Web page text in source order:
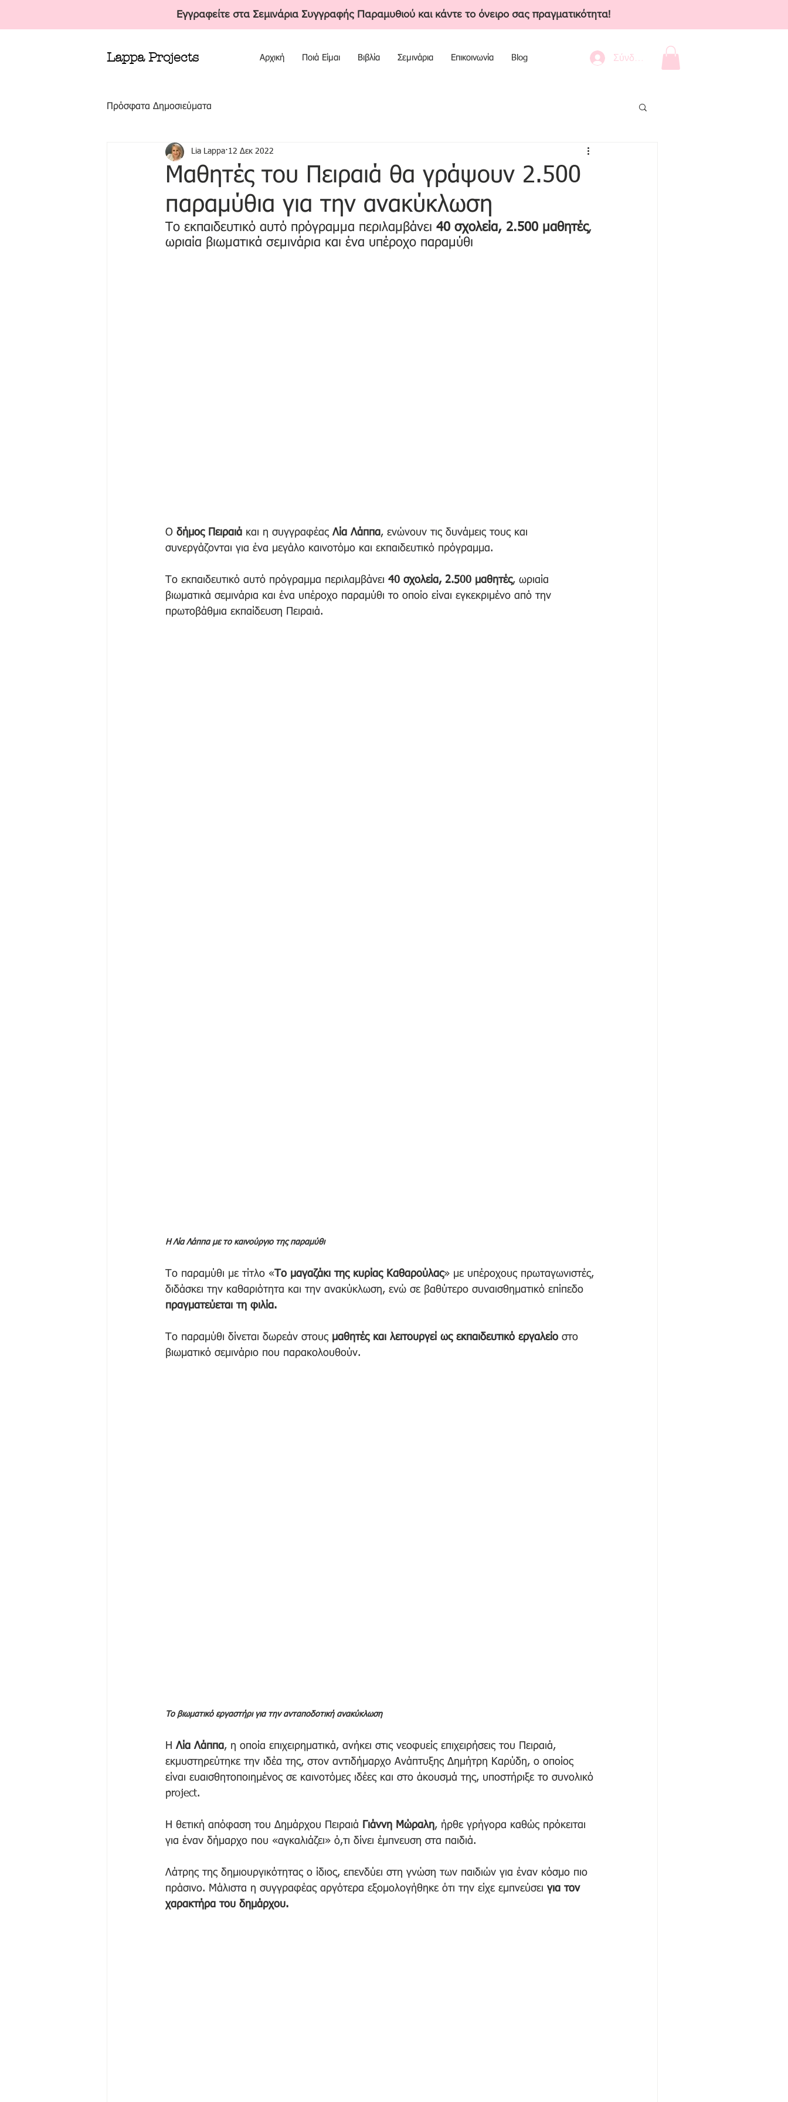
Εγγραφείτε στα Σεμινάρια Συγγραφής Παραμυθιού και κάντε το όνειρο σας πραγματικότητα!
Lappa Projects Αρχική Ποιά Είμαι Βιβλία Σεμινάρια Επικοινωνία Blog Σύνδεση
Πρόσφατα Δημοσιεύματα
Μαθητές του Πειραιά θα γράψουν 2.500
παραμύθια για την ανακύκλωση
Lia Lappa 12 Δεκ 2022
Το εκπαιδευτικό αυτό πρόγραμμα περιλαμβάνει 40 σχολεία, 2.500 μαθητές,
ωριαία βιωματικά σεμινάρια και ένα υπέροχο παραμύθι
Ο δήμος Πειραιά και η συγγραφέας Λία Λάππα, ενώνουν τις δυνάμεις τους και
συνεργάζονται για ένα μεγάλο καινοτόμο και εκπαιδευτικό πρόγραμμα.
Το εκπαιδευτικό αυτό πρόγραμμα περιλαμβάνει 40 σχολεία, 2.500 μαθητές, ωριαία
βιωματικά σεμινάρια και ένα υπέροχο παραμύθι το οποίο είναι εγκεκριμένο από την
πρωτοβάθμια εκπαίδευση Πειραιά.
Η Λία Λάππα με το καινούργιο της παραμύθι
Το παραμύθι με τίτλο «Το μαγαζάκι της κυρίας Καθαρούλας» με υπέροχους πρωταγωνιστές,
διδάσκει την καθαριότητα και την ανακύκλωση, ενώ σε βαθύτερο συναισθηματικό επίπεδο
πραγματεύεται τη φιλία.
Το παραμύθι δίνεται δωρεάν στους μαθητές και λειτουργεί ως εκπαιδευτικό εργαλείο στο
βιωματικό σεμινάριο που παρακολουθούν.
Το βιωματικό εργαστήρι για την ανταποδοτική ανακύκλωση
Η Λία Λάππα, η οποία επιχειρηματικά, ανήκει στις νεοφυείς επιχειρήσεις του Πειραιά,
εκμυστηρεύτηκε την ιδέα της, στον αντιδήμαρχο Ανάπτυξης Δημήτρη Καρύδη, ο οποίος
είναι ευαισθητοποιημένος σε καινοτόμες ιδέες και στο άκουσμά της, υποστήριξε το συνολικό
project.
Η θετική απόφαση του Δημάρχου Πειραιά Γιάννη Μώραλη, ήρθε γρήγορα καθώς πρόκειται
για έναν δήμαρχο που «αγκαλιάζει» ό,τι δίνει έμπνευση στα παιδιά.
Λάτρης της δημιουργικότητας ο ίδιος, επενδύει στη γνώση των παιδιών για έναν κόσμο πιο
πράσινο. Μάλιστα η συγγραφέας αργότερα εξομολογήθηκε ότι την είχε εμπνεύσει για τον
χαρακτήρα του δημάρχου.